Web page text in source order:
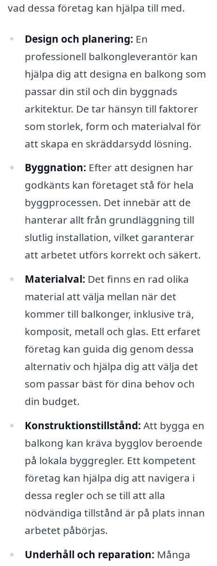
vad dessa företag kan hjälpa till med.
Design och planering: En
professionell balkongleverantör kan
hjälpa dig att designa en balkong som
passar din stil och din byggnads
arkitektur. De tar hänsyn till faktorer
som storlek, form och materialval för
att skapa en skräddarsydd lösning.
Byggnation: Efter att designen har
godkänts kan företaget stå för hela
byggprocessen. Det innebär att de
hanterar allt från grundläggning till
slutlig installation, vilket garanterar
att arbetet utförs korrekt och säkert.
Materialval: Det finns en rad olika
material att välja mellan när det
kommer till balkonger, inklusive trä,
komposit, metall och glas. Ett erfaret
företag kan guida dig genom dessa
alternativ och hjälpa dig att välja det
som passar bäst för dina behov och
din budget.
Konstruktionstillstånd: Att bygga en
balkong kan kräva bygglov beroende
på lokala byggregler. Ett kompetent
företag kan hjälpa dig att navigera i
dessa regler och se till att alla
nödvändiga tillstånd är på plats innan
arbetet påbörjas.
Underhåll och reparation: Många